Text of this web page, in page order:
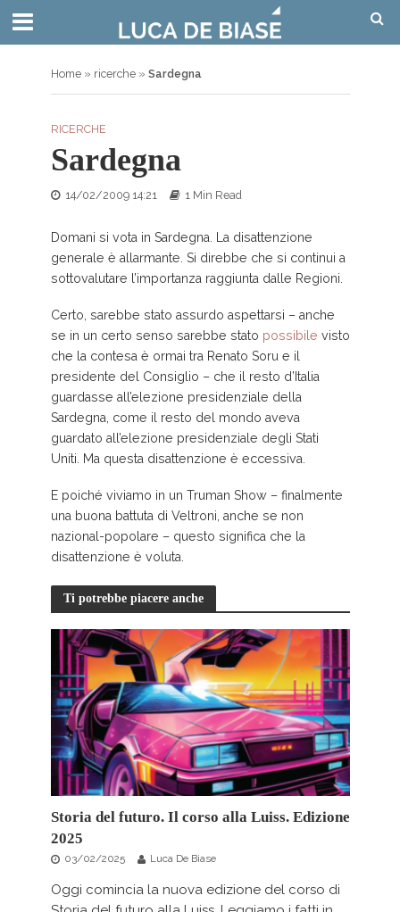
Home» ricerche» Sardegna
RICERCHE
Sardegna
14/02/2009 14:21 1 Min Read
Domani si vota in Sardegna. La disattenzione
generale è allarmante. Si direbbe che si continui a
sottovalutare l’importanza raggiunta dalle Regioni.
Certo, sarebbe stato assurdo aspettarsi – anche
se in un certo senso sarebbe stato possibile visto
che la contesa è ormai tra Renato Soru e il
presidente del Consiglio – che il resto d’Italia
guardasse all’elezione presidenziale della
Sardegna, come il resto del mondo aveva
guardato all’elezione presidenziale degli Stati
Uniti. Ma questa disattenzione è eccessiva.
E poiché viviamo in un Truman Show – finalmente
una buona battuta di Veltroni, anche se non
nazional-popolare – questo significa che la
disattenzione è voluta.
Ti potrebbe piacere anche
Storia del futuro. Il corso alla Luiss. Edizione
2025
03/02/2025 Luca De Biase
Oggi comincia la nuova edizione del corso di